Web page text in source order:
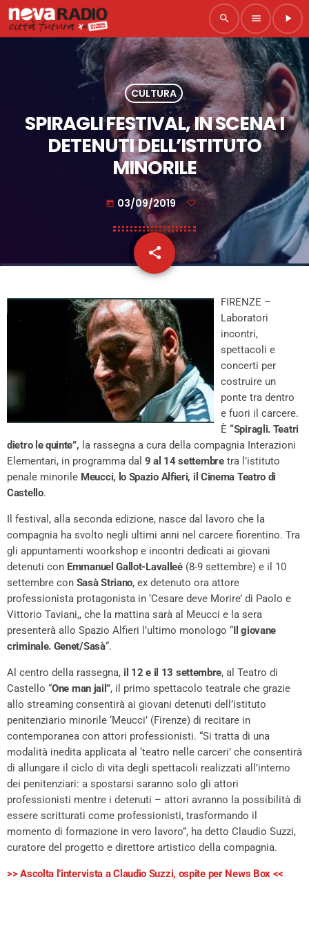
search menu play_arrow
CULTURA
SPIRAGLI FESTIVAL, IN SCENA I
DETENUTI DELL’ISTITUTO
MINORILE
today 03/09/2019
share
email
FIRENZE –
Laboratori
incontri,
spettacoli e
concerti per
costruire un
ponte tra dentro
e fuori il carcere.
È “Spiragli. Teatri
dietro le quinte”, la rassegna a cura della compagnia Interazioni
Elementari, in programma dal 9 al 14 settembretra l’istituto
penale minorile Meucci, lo Spazio Alfieri, il Cinema Teatro di
Castello.
Il festival, alla seconda edizione, nasce dal lavoro che la
compagnia ha svolto negli ultimi anni nel carcere fiorentino. Tra
gli appuntamenti woorkshop e incontri dedicati ai giovani
detenuti con Emmanuel Gallot-Lavalleé(8-9 settembre) e il 10
settembre con Sasà Striano, ex detenuto ora attore
professionista protagonista in ‘Cesare deve Morire’ di Paolo e
Vittorio Taviani,, che la mattina sarà al Meucci e la sera
presenterà allo Spazio Alfieri l’ultimo monologo “Il giovane
criminale. Genet/Sasà“.
Al centro della rassegna, il 12 e il 13 settembre, al Teatro di
Castello “One man jail”, il primo spettacolo teatrale che grazie
allo streaming consentirà ai giovani detenuti dell’istituto
penitenziario minorile ‘Meucci’ (Firenze) di recitare in
contemporanea con attori professionisti. “Si tratta di una
modalità inedita applicata al ‘teatro nelle carceri’ che consentirà
di allungare il ciclo di vita degli spettacoli realizzati all’interno
dei penitenziari: a spostarsi saranno solo gli attori
professionisti mentre i detenuti – attori avranno la possibilità di
essere scritturati come professionisti, trasformando il
momento di formazione in vero lavoro”, ha detto Claudio Suzzi,
curatore del progetto e direttore artistico della compagnia.
>> Ascolta l’intervista a Claudio Suzzi, ospite per News Box <<